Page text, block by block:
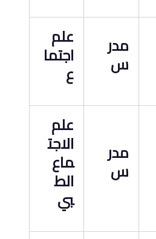
مدر
س
علم
اجتما
ع
مدر
س
علم
الاجت
ماع
الط
بي